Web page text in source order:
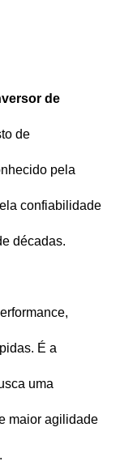
de
de
pela
confiabilidade
décadas.
É a
uma
maior agilidade